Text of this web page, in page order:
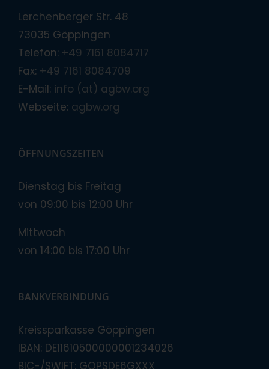
Lerchenberger Str. 48
73035 Göppingen
Telefon: +49 7161 8084717
Fax: +49 7161 8084709
E-Mail: info (at) agbw.org
Webseite: agbw.org
ÖFFNUNGSZEITEN
Dienstag bis Freitag
von 09:00 bis 12:00 Uhr
Mittwoch
von 14:00 bis 17:00 Uhr
BANKVERBINDUNG
Kreissparkasse Göppingen
IBAN: DE11610500000001234026
BIC-/SWIFT: GOPSDE6GXXX